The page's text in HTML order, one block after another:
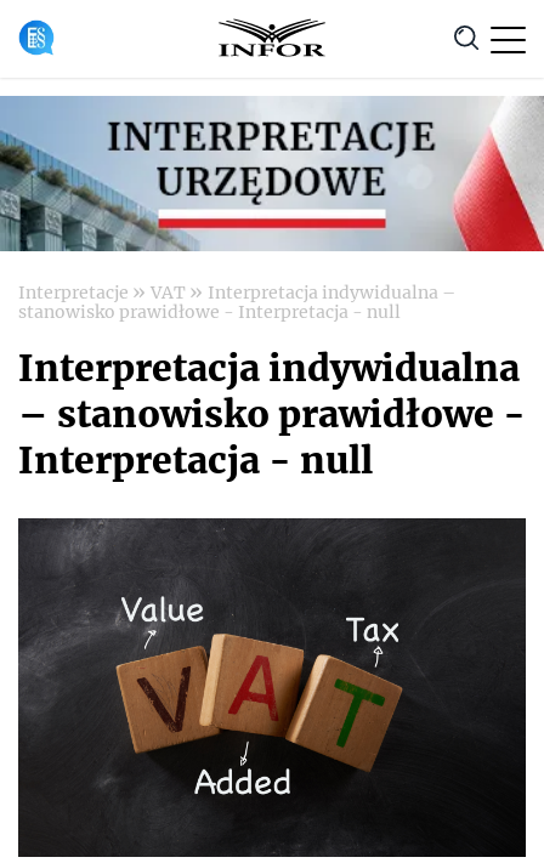
Anuluj
Interpretacje » VAT » Interpretacja indywidualna –
stanowisko prawidłowe - Interpretacja - null
Interpretacja indywidualna
– stanowisko prawidłowe -
Interpretacja - null